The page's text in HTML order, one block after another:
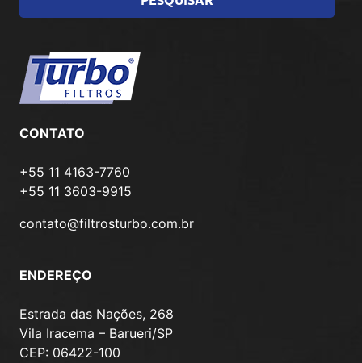
CONTATO
+55 11 4163-7760
+55 11 3603-9915
contato@filtrosturbo.com.br
ENDEREÇO
Estrada das Nações, 268
Vila Iracema – Barueri/SP
CEP: 06422-100